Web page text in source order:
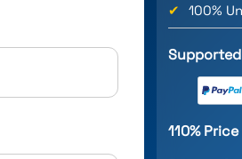
✔
100%
110%